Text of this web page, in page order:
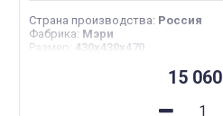
Страна производства: Россия
Фабрика: Мэри
Размер : 430х430х470
15 060